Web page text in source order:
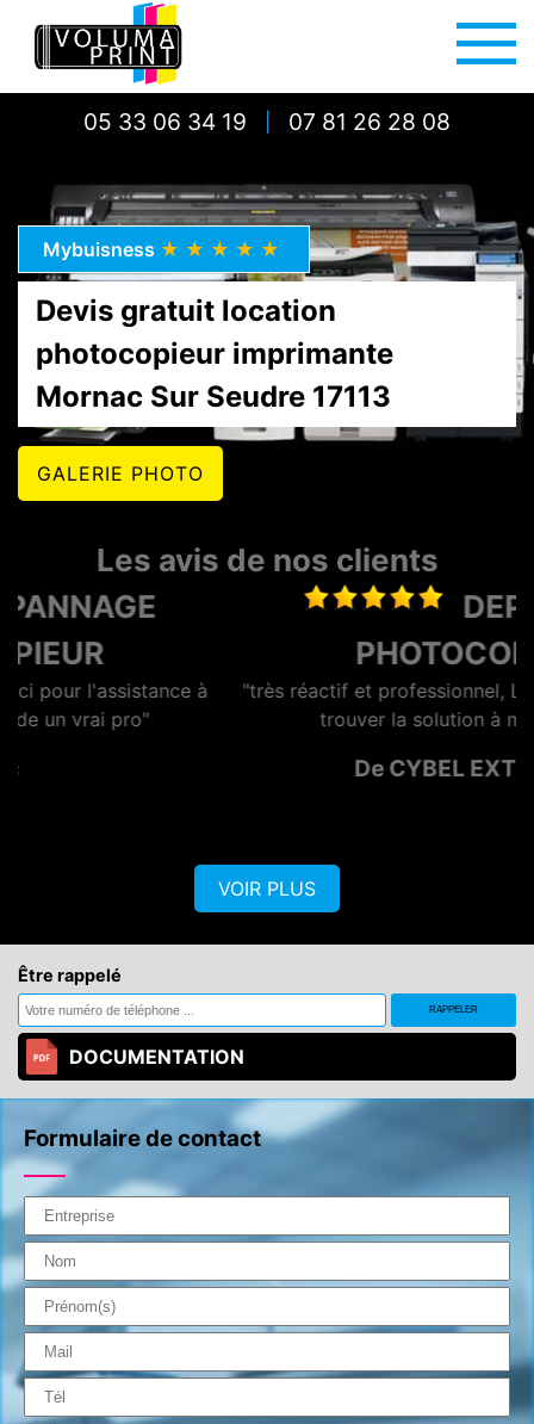
05 33 06 34 19 07 81 26 28 08
Mybuisness ★★★★★
Devis gratuit location
photocopieur imprimante
Mornac Sur Seudre 17113
GALERIE PHOTO
Les avis de nos clients
DEPANNAGE
PHOTOCOPIEUR
"très réactif et professionnel, Lionel se démène pour
trouver la solution à moindre cout."
De CYBEL EXTENSION
VOIR PLUS
Être rappelé
DOCUMENTATION
Formulaire de contact